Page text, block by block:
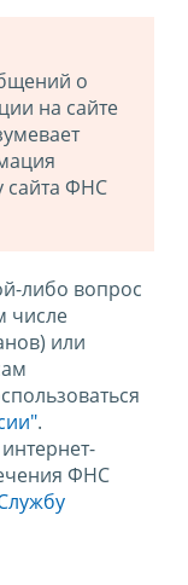
о
на сайте
сайта ФНС
либо вопрос
числе
или
.
ФНС